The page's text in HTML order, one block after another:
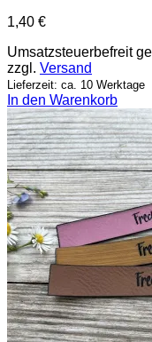
1,40 €
Umsatzsteuerbefreit
zzgl. Versand
Lieferzeit: ca. 10 Werktage
In den Warenkorb